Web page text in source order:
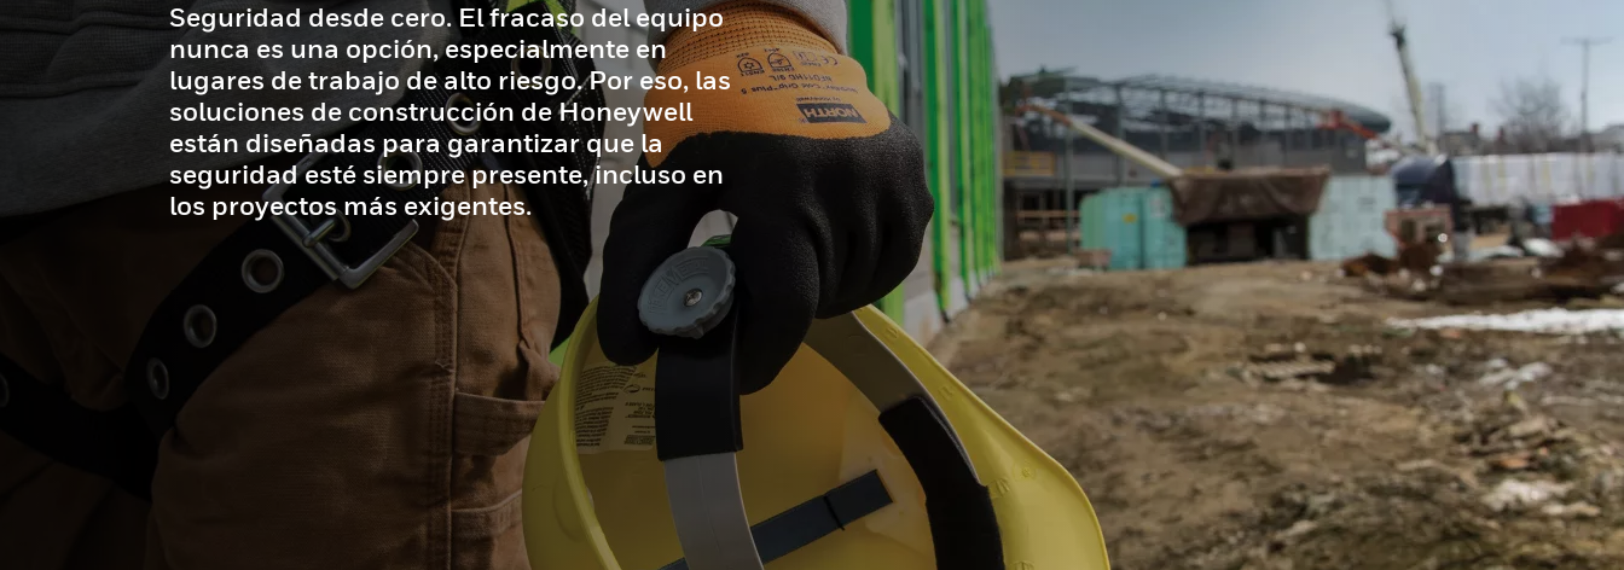
Seguridad desde cero. El fracaso del equipo
nunca es una opción, especialmente en
lugares de trabajo de alto riesgo. Por eso, las
soluciones de construcción de Honeywell
están diseñadas para garantizar que la
seguridad esté siempre presente, incluso en
los proyectos más exigentes.